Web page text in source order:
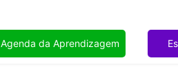
Agenda da Aprendizagem